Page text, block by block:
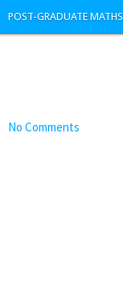
POST-GRADUATE MATHS
No Comments